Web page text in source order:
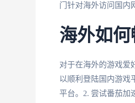
门针对海外访问国内
海外如
对于在海外的游戏爱
以顺利登陆国内游戏
平台。2. 尝试番茄加